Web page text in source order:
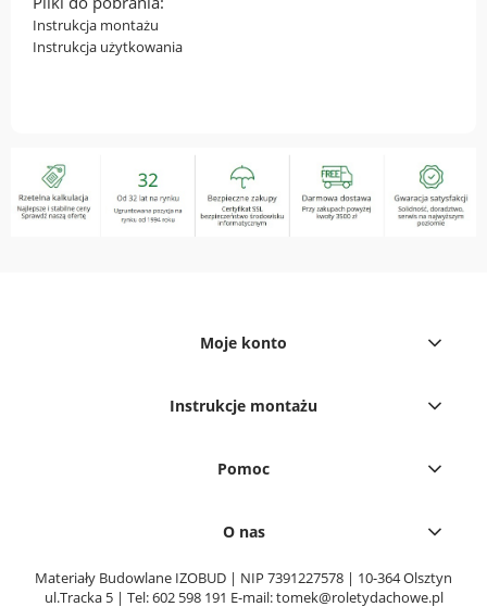
Instrukcja montażu
Instrukcja użytkowania
Moje konto
Instrukcje montażu
Pomoc
O nas
Materiały Budowlane IZOBUD | NIP 7391227578 | 10-364 Olsztyn
ul.Tracka 5 | Tel:602 598 191 E-mail:tomek@roletydachowe.pl